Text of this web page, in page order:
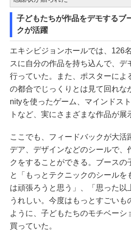
子どもたちが作品をデモするブ
クが活躍
エキシビジョンホールでは、126
スに自分の作品を持ち込んで、デ
行っていた。また、ポスターによ
の都合でじっくりとは見て回れな
nityを使ったゲーム、マインドス
トなど、実にさまざまな作品が展
ここでも、フィードバックが大活
デア、デザインなどのシールで、
クをすることができる。ブースの
と「もっとテクニックのシールを
は頑張ろうと思う」、「思った以
うれしい。今度はもっとすごいも
ように、子どもたちのモチベーシ
買っていた。